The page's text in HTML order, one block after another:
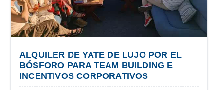
ALQUILER DE YATE DE LUJO POR EL
BÓSFORO PARA TEAM BUILDING E
INCENTIVOS CORPORATIVOS